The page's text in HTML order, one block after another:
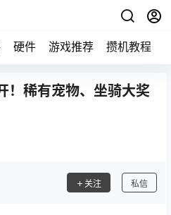
硬件 游戏推荐 攒机教程
！稀有宠物、坐骑大奖
关注 私信